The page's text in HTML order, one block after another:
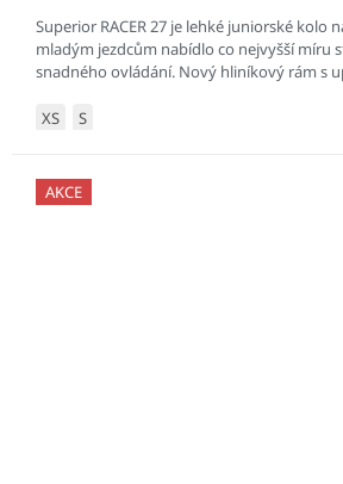
Superior RACER 27 je lehké juniorské kolo
mladým jezdcům nabídlo co nejvyšší míru
snadného ovládání. Nový hliníkový rám s
XS S
AKCE